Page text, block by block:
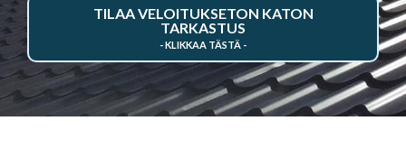
TILAA VELOITUKSETON KATON
TARKASTUS